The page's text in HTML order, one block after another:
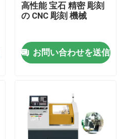
高性能 宝石 精密 彫刻
の CNC 彫刻 機械
お問い合わせを送信